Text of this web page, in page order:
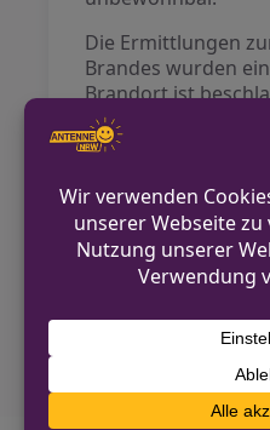
Die Ermittlungen
Brandes wurden
Brandort ist
VORHERIGER
Verkehrsunfall in
Fahrerlaubnis bei